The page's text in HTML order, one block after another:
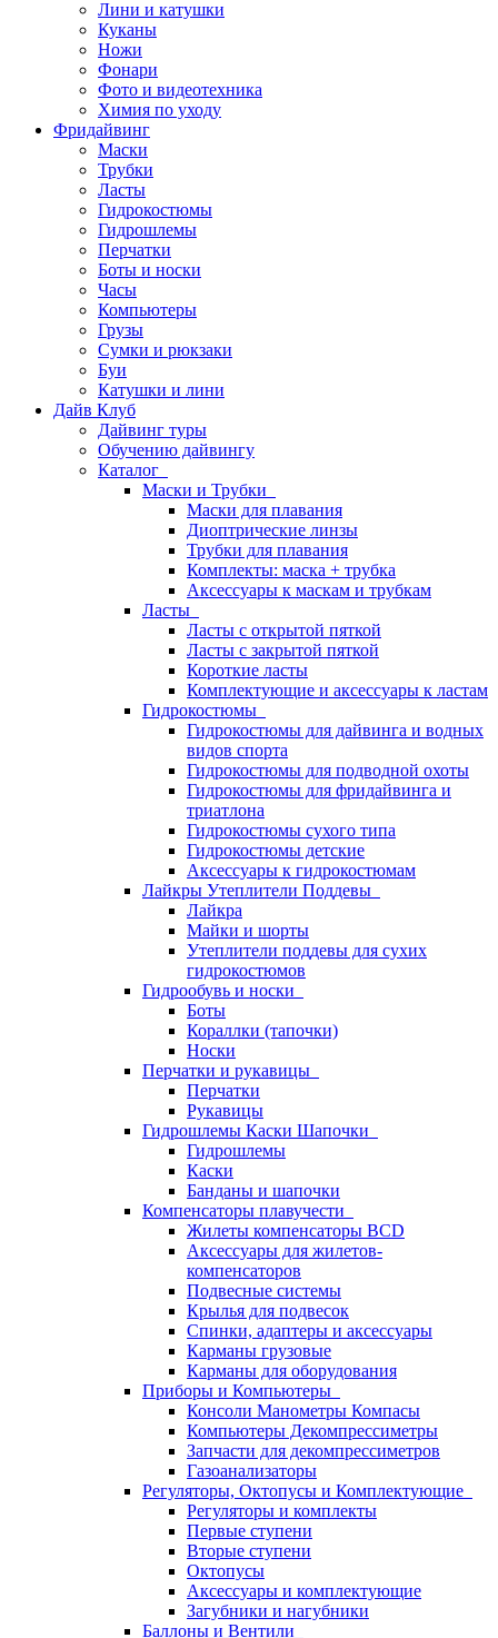
Лини и катушки
Куканы
Ножи
Фонари
Фото и видеотехника
Химия по уходу
Фридайвинг
Маски
Трубки
Ласты
Гидрокостюмы
Гидрошлемы
Перчатки
Боты и носки
Часы
Компьютеры
Грузы
Сумки и рюкзаки
Буи
Катушки и лини
Дайв Клуб
Дайвинг туры
Обучению дайвингу
Каталог
Маски и Трубки
Маски для плавания
Диоптрические линзы
Трубки для плавания
Комплекты: маска + трубка
Аксессуары к маскам и трубкам
Ласты
Ласты с открытой пяткой
Ласты с закрытой пяткой
Короткие ласты
Комплектующие и аксессуары к ластам
Гидрокостюмы
Гидрокостюмы для дайвинга и водных
видов спорта
Гидрокостюмы для подводной охоты
Гидрокостюмы для фридайвинга и
триатлона
Гидрокостюмы сухого типа
Гидрокостюмы детские
Аксессуары к гидрокостюмам
Лайкры Утеплители Поддевы
Лайкра
Майки и шорты
Утеплители поддевы для сухих
гидрокостюмов
Гидрообувь и носки
Боты
Кораллки (тапочки)
Носки
Перчатки и рукавицы
Перчатки
Рукавицы
Гидрошлемы Каски Шапочки
Гидрошлемы
Каски
Банданы и шапочки
Компенсаторы плавучести
Жилеты компенсаторы BCD
Аксессуары для жилетов-
компенсаторов
Подвесные системы
Крылья для подвесок
Спинки, адаптеры и аксессуары
Карманы грузовые
Карманы для оборудования
Приборы и Компьютеры
Консоли Манометры Компасы
Компьютеры Декомпрессиметры
Запчасти для декомпрессиметров
Газоанализаторы
Регуляторы, Октопусы и Комплектующие
Регуляторы и комплекты
Первые ступени
Вторые ступени
Октопусы
Аксессуары и комплектующие
Загубники и нагубники
Баллоны и Вентили